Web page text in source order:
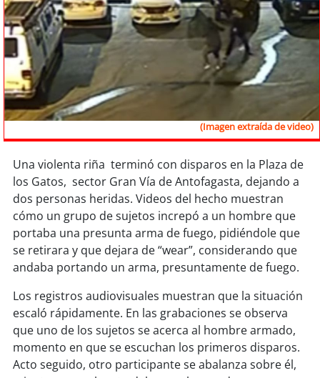
Tecnología
Sostenibilidad
soy chile
soyiquique
soycalama
soyantofagasta
soy copiapó
soyvalparaíso
soyquillota
soysanantonio
(Imagen extraída de video)
Una violenta riña terminó con disparos en la Plaza de
los Gatos, sector Gran Vía de Antofagasta, dejando a
dos personas heridas. Videos del hecho muestran
cómo un grupo de sujetos increpó a un hombre que
portaba una presunta arma de fuego, pidiéndole que
se retirara y que dejara de “wear”, considerando que
andaba portando un arma, presuntamente de fuego.
Los registros audiovisuales muestran que la situación
escaló rápidamente. En las grabaciones se observa
que uno de los sujetos se acerca al hombre armado,
momento en que se escuchan los primeros disparos.
Acto seguido, otro participante se abalanza sobre él,